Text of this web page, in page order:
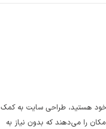
هستید، طراحی سایت به کمک
را می‌دهند که بدون نیاز به